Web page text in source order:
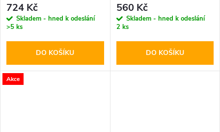
724 Kč
Skladem - hned k odeslání
>5 ks
DO KOŠÍKU
560 Kč
Skladem - hned k odeslání
2 ks
DO KOŠÍKU
Akce